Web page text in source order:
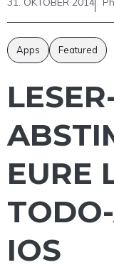
Apps Featured
EURE
IOS